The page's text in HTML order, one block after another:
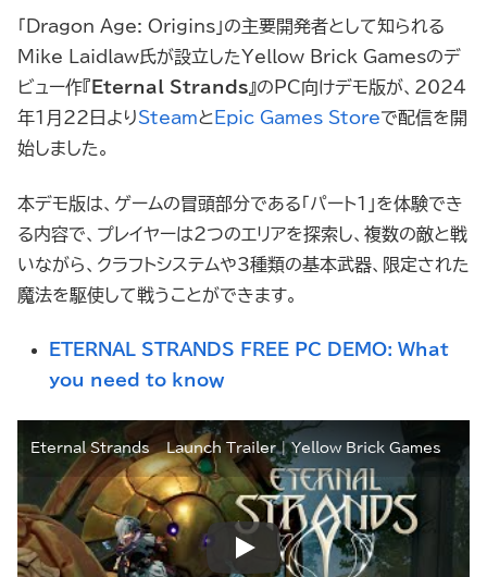
「Dragon Age: Origins」の主要開発者として知られる
Mike Laidlaw氏が設立したYellow Brick Gamesのデ
ビュー作『 Eternal Strands 』のPC向けデモ版が、2024
年1月22日よりSteamと Epic Games Storeで配信を開
始しました。
本デモ版は、ゲームの冒頭部分である「パート1」を体験でき
る内容で、プレイヤーは2つのエリアを探索し、複数の敵と戦
いながら、クラフトシステムや3種類の基本武器、限定された
魔法を駆使して戦うことができます。
ETERNAL STRANDS FREE PC DEMO: What
you need to know
Eternal Strands – Launch Trailer | Yellow Brick Games